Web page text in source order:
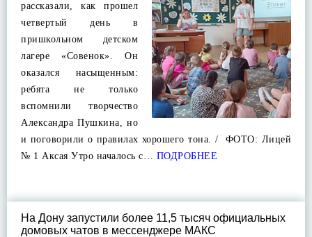
рассказали, как прошел
четвертый день в
пришкольном детском
лагере «Совенок». Он
оказался насыщенным:
ребята не только
вспомнили творчество
Александра Пушкина, но
и поговорили о правилах хорошего тона. / ФОТО: Лицей
№ 1 Аксая Утро началось с… ПОДРОБНЕЕ
На Дону запустили более 11,5 тысяч официальных
домовых чатов в мессенджере МАКС